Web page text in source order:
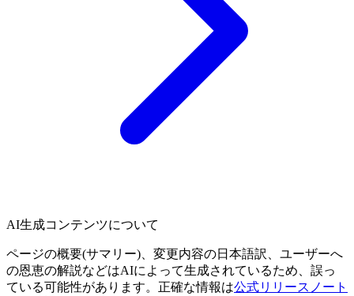
AI生成コンテンツについて
ページの概要(サマリー)、変更内容の日本語訳、ユーザーへ
の恩恵の解説などはAIによって生成されているため、誤っ
ている可能性があります。正確な情報は公式リリースノート